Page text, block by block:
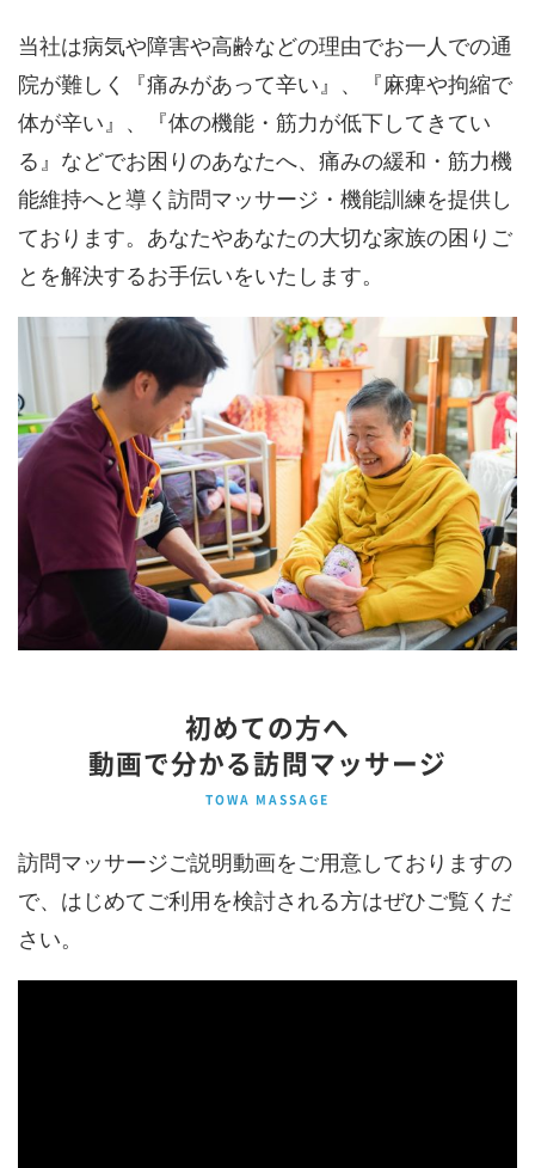
当社は病気や障害や高齢などの理由でお一人での通
院が難しく『痛みがあって辛い』、『麻痺や拘縮で
体が辛い』、『体の機能・筋力が低下してきてい
る』などでお困りのあなたへ、痛みの緩和・筋力機
能維持へと導く訪問マッサージ・機能訓練を提供し
ております。あなたやあなたの大切な家族の困りご
とを解決するお手伝いをいたします。
初めての方へ
動画で分かる訪問マッサージ
TOWA MASSAGE
訪問マッサージご説明動画をご用意しておりますの
で、はじめてご利用を検討される方はぜひご覧くだ
さい。